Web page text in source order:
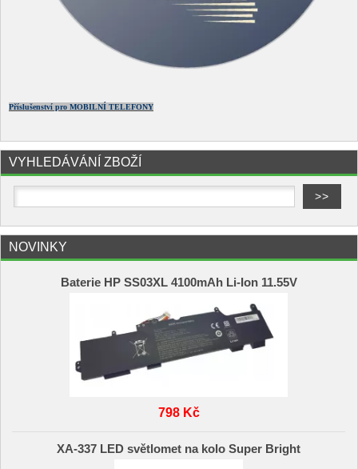
Příslušenství pro MOBILNÍ TELEFONY
VYHLEDÁVÁNÍ ZBOŽÍ
NOVINKY
Baterie HP SS03XL 4100mAh Li-Ion 11.55V
798 Kč
XA-337 LED světlomet na kolo Super Bright